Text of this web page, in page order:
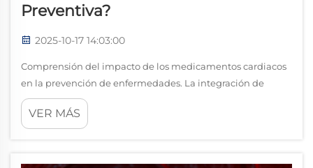
Preventiva?
2025-10-17 14:03:00
Comprensión del impacto de los medicamentos cardiacos
en la prevención de enfermedades. La integración de
medicamentos cardiovasculares en la medicina preventiva
representa un cambio significativo en la forma en que
abordamos la gestión de la salud cardíaca. En lugar de
VER MÁS